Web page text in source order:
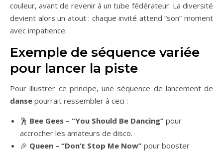
couleur, avant de revenir à un tube fédérateur. La diversité
devient alors un atout : chaque invité attend “son” moment
avec impatience.
Exemple de séquence variée
pour lancer la piste
Pour illustrer ce principe, une séquence de lancement de
danse pourrait ressembler à ceci :
🕺 Bee Gees – “You Should Be Dancing” pour
accrocher les amateurs de disco.
🎉 Queen – “Don’t Stop Me Now” pour booster